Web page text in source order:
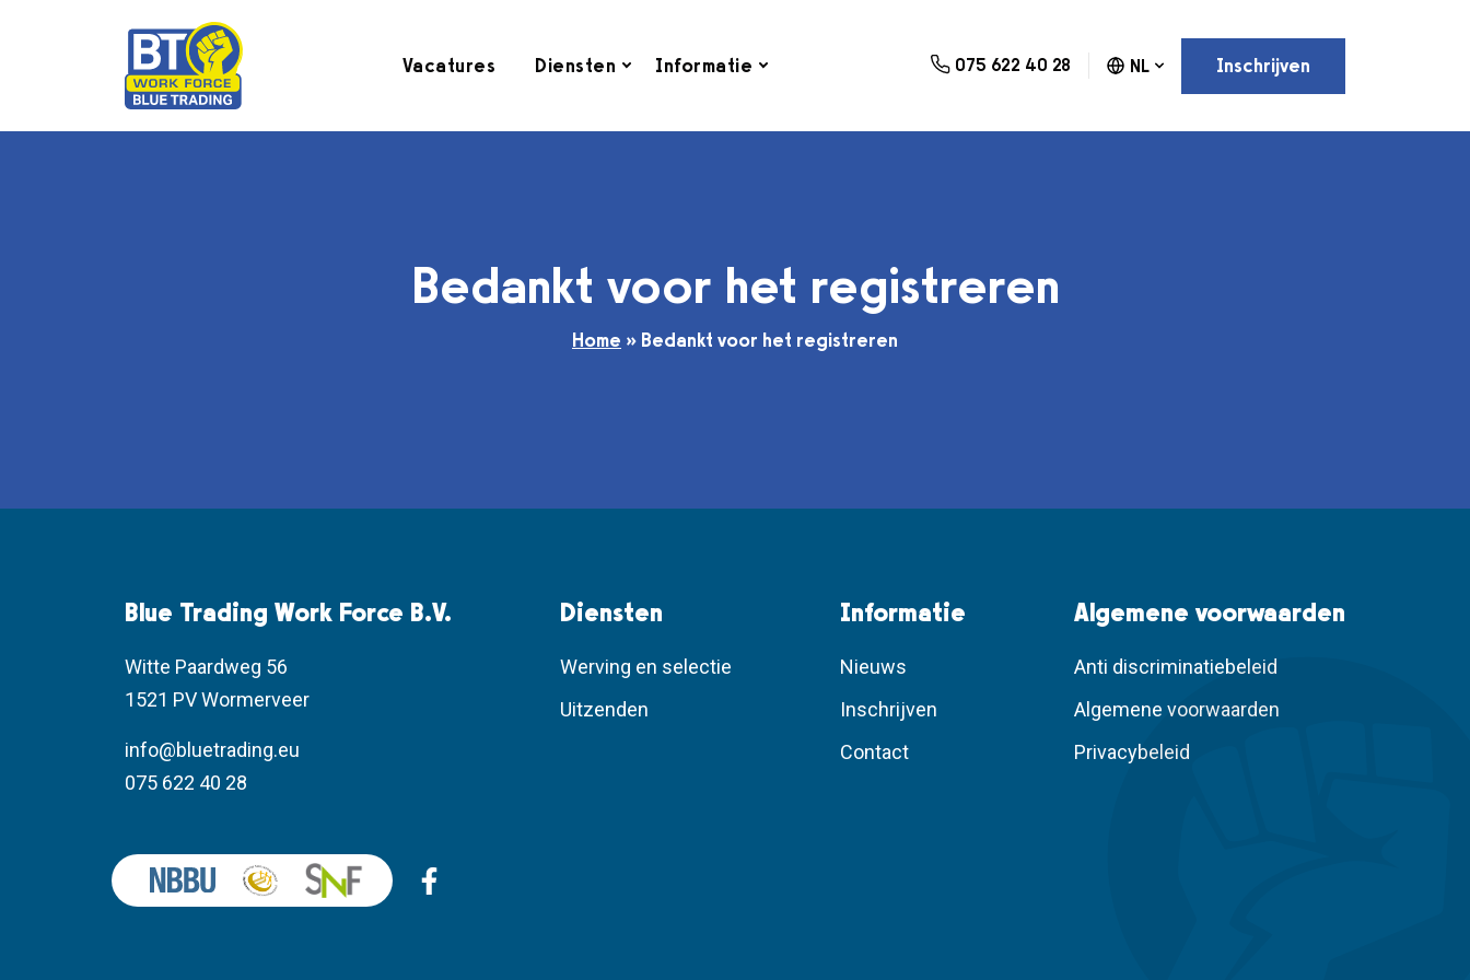
Vacatures Diensten Informatie 075 622 40 28 NL Inschrijven
Bedankt voor het registreren
Home » Bedankt voor het registreren
Blue Trading Work Force B.V.
Witte Paardweg 56
1521 PV Wormerveer
info@bluetrading.eu
075 622 40 28
Diensten
Werving en selectie
Uitzenden
Informatie
Nieuws
Inschrijven
Contact
Algemene voorwaarden
Anti discriminatiebeleid
Algemene voorwaarden
Privacybeleid